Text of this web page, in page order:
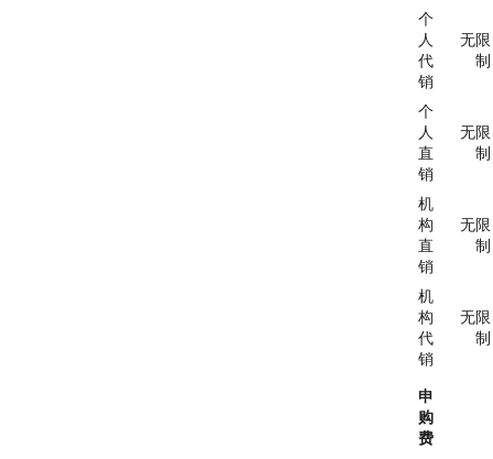
个
人
代
销
无限
制
个
人
直
销
无限
制
机
构
直
销
无限
制
机
构
代
销
无限
制
申
购
费